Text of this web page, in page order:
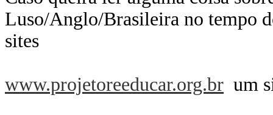
Luso/Anglo/Brasileira no tempo
sites
www.projetoreeducar.org.br um